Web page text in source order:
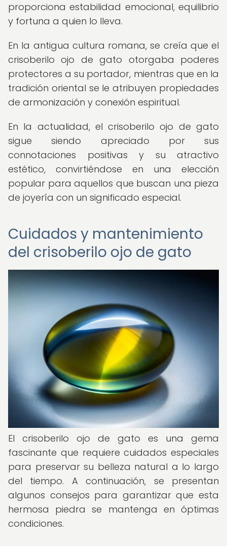
proporciona estabilidad emocional, equilibrio
y fortuna a quien lo lleva.
En la antigua cultura romana, se creía que el
crisoberilo ojo de gato otorgaba poderes
protectores a su portador, mientras que en la
tradición oriental se le atribuyen propiedades
de armonización y conexión espiritual.
En la actualidad, el crisoberilo ojo de gato
sigue siendo apreciado por sus
connotaciones positivas y su atractivo
estético, convirtiéndose en una elección
popular para aquellos que buscan una pieza
de joyería con un significado especial.
Cuidados y mantenimiento
del crisoberilo ojo de gato
El crisoberilo ojo de gato es una gema
fascinante que requiere cuidados especiales
para preservar su belleza natural a lo largo
del tiempo. A continuación, se presentan
algunos consejos para garantizar que esta
hermosa piedra se mantenga en óptimas
condiciones.